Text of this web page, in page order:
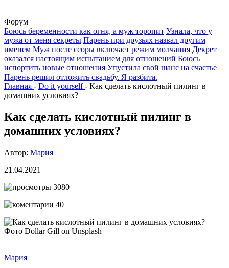
Форум
Боюсь беременности как огня, а муж торопит Узнала, что у
мужа от меня секреты Парень при друзьях назвал другим
именем Муж после ссоры включает режим молчания Декрет
оказался настоящим испытанием для отношений Боюсь
испортить новые отношения Упустила свой шанс на счастье
Парень решил отложить свадьбу. Я разбита.
Главная - Do it yourself - Как сделать кислотный пилинг в
домашних условиях?
Как сделать кислотный пилинг в
домашних условиях?
Автор: Мария
21.04.2021
3080
40
Фото Dollar Gill on Unsplash
Мария